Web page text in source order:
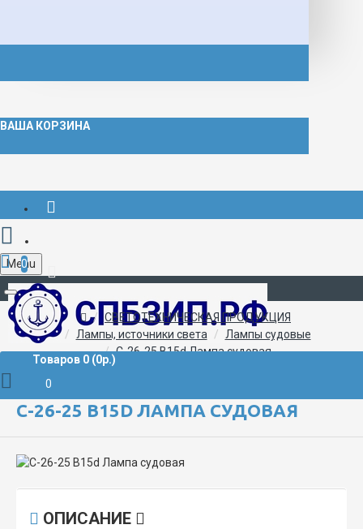
ВАША КОРЗИНА
+7 (812) 507-02-72
Menu
0
Товаров 0 (0р.)
0
СВЕТОТЕХНИЧЕСКАЯ ПРОДУКЦИЯ
Лампы, источники света
Лампы судовые
С-26-25 B15d Лампа судовая
С-26-25 B15D ЛАМПА СУДОВАЯ
ОПИСАНИЕ